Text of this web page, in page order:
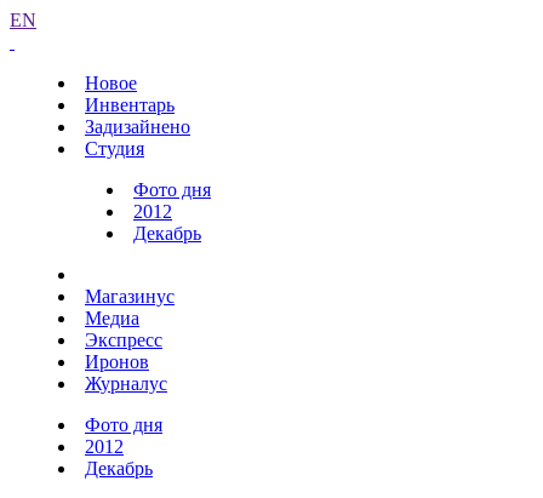
EN
Новое
Инвентарь
Задизайнено
Студия
Фото дня
2012
Декабрь
Магазинус
Медиа
Экспресс
Иронов
Журналус
Фото дня
2012
Декабрь